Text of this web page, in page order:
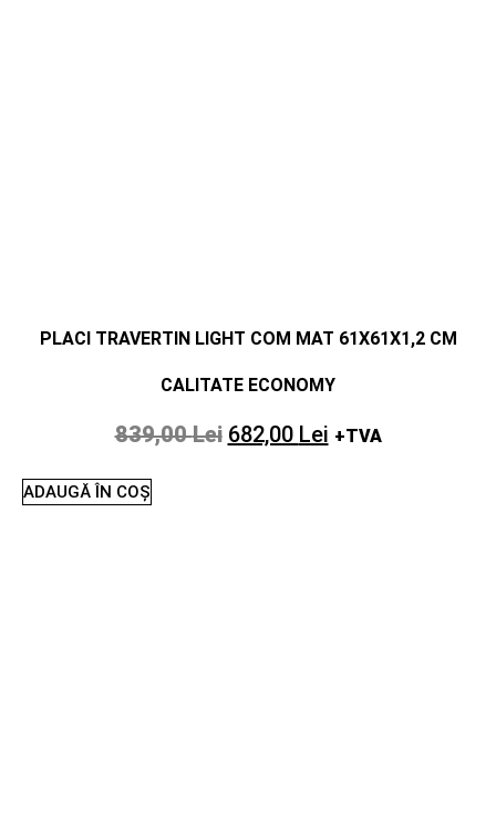
PLACI TRAVERTIN LIGHT COM MAT 61X61X1,2 CM
CALITATE ECONOMY
839,00Lei 682,00 Lei +TVA
ADAUGĂ ÎN COȘ